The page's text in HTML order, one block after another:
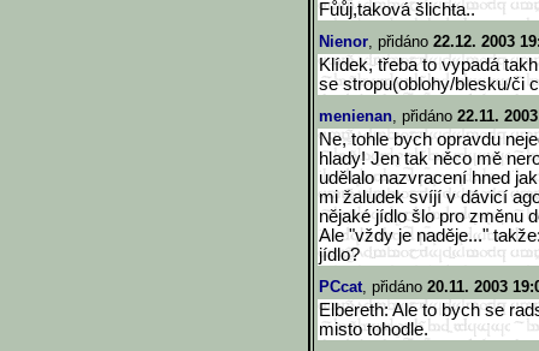
Fůůj,taková šlichta..
Nienor, přidáno 22.12. 2003
Klídek, třeba to vypadá
se stropu(oblohy/blesku/či
menienan, přidáno 22.11.
Ne, tohle bych opravdu
hlady! Jen tak něco mě
udělalo nazvracení hned
mi žaludek svíjí v dávicí
nějaké jídlo šlo pro změnu
Ale "vždy je naděje..."
jídlo?
PCcat, přidáno 20.11. 2003
Elbereth: Ale to bych se
misto tohodle.